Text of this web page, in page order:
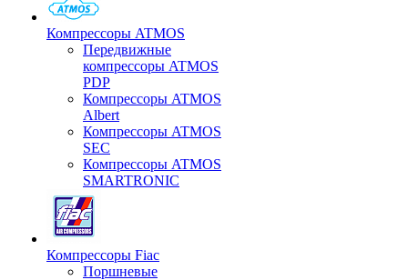
Компрессоры ATMOS
Передвижные
компрессоры ATMOS
PDP
Компрессоры ATMOS
Albert
Компрессоры ATMOS
SEC
Компрессоры ATMOS
SMARTRONIC
Компрессоры Fiac
Поршневые